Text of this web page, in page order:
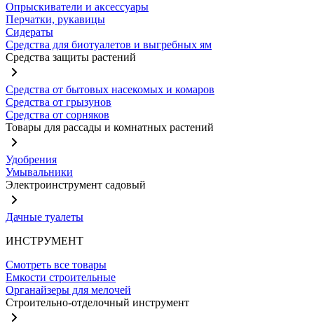
Опрыскиватели и аксессуары
Перчатки, рукавицы
Сидераты
Средства для биотуалетов и выгребных ям
Средства защиты растений
Средства от бытовых насекомых и комаров
Средства от грызунов
Средства от сорняков
Товары для рассады и комнатных растений
Удобрения
Умывальники
Электроинструмент садовый
Дачные туалеты
ИНСТРУМЕНТ
Смотреть все товары
Емкости строительные
Органайзеры для мелочей
Строительно-отделочный инструмент